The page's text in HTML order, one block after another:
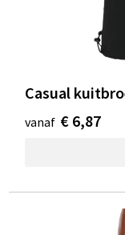
Casual
vanaf € 6,87